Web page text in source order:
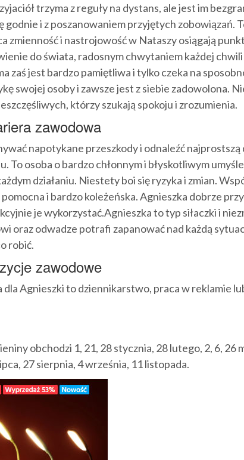
trzyma z reguły na dystans, ale jest im
godnie i z poszanowaniem przyjętych zobowiązań.
zmienność i nastrojowość w Nataszy osiągają
do świata, radosnym chwytaniem każdej
zaś jest bardzo pamiętliwa i tylko czeka na
swojej osoby i zawsze jest z siebie zadowolona.
którzy szukają spokoju i zrozumienia.
zawodowa
napotykane przeszkody i odnaleźć
To osoba o bardzo chłonnym i błyskotliwym
działaniu. Niestety boi się ryzyka i zmian.
i bardzo koleżeńska. Agnieszka dobrze
je wykorzystać.Agnieszka to typ siłaczki i
oraz odwadze potrafi zapanować nad każdą
robić.
zawodowe
dla Agnieszki to dziennikarstwo, praca w reklamie
obchodzi 1, 21, 28 stycznia, 28 lutego, 2, 6, 26
27 sierpnia, 4 września, 11 listopada.